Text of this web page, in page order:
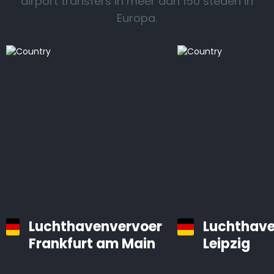
Europa.
Luchthavenvervoer
Frankfurt am Main
Leipzig